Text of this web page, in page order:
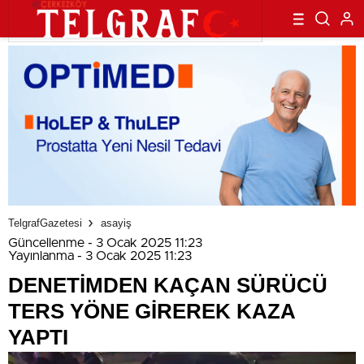
TelgrafGazetesi asayiş
Güncellenme - 3 Ocak 2025 11:23
Yayınlanma - 3 Ocak 2025 11:23
DENETİMDEN KAÇAN SÜRÜCÜ
TERS YÖNE GİREREK KAZA
YAPTI